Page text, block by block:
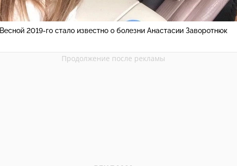
Весной 2019-го стало известно о болезни Анастасии Заворотнюк